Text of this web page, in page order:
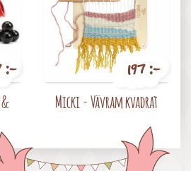
:- 197 :-
Micki - Vävram kvadrat